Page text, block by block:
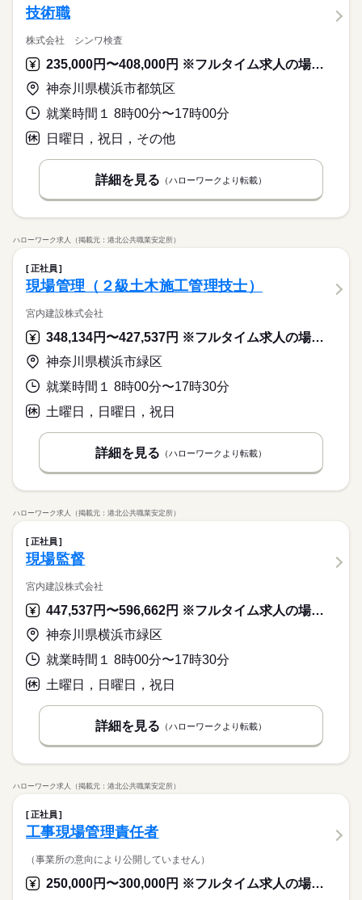
技術職
株式会社 シンワ検査
235,000円〜408,000円 ※フルタイム求人の場合は月額（換算額）、パート求人の場合は時間額を表示しています。
神奈川県横浜市都筑区
就業時間１ 8時00分〜17時00分
日曜日，祝日，その他
詳細を見る （ハローワークより転載）
ハローワーク求人（掲載元：港北公共職業安定所）
正社員
現場管理（２級土木施工管理技士）
宮内建設株式会社
348,134円〜427,537円 ※フルタイム求人の場合は月額（換算額）、パート求人の場合は時間額を表示しています。
神奈川県横浜市緑区
就業時間１ 8時00分〜17時30分
土曜日，日曜日，祝日
詳細を見る （ハローワークより転載）
ハローワーク求人（掲載元：港北公共職業安定所）
正社員
現場監督
宮内建設株式会社
447,537円〜596,662円 ※フルタイム求人の場合は月額（換算額）、パート求人の場合は時間額を表示しています。
神奈川県横浜市緑区
就業時間１ 8時00分〜17時30分
土曜日，日曜日，祝日
詳細を見る （ハローワークより転載）
ハローワーク求人（掲載元：港北公共職業安定所）
正社員
工事現場管理責任者
（事業所の意向により公開していません）
250,000円〜300,000円 ※フルタイム求人の場合は月額（換算額）、パート求人の場合は時間額を表示しています。